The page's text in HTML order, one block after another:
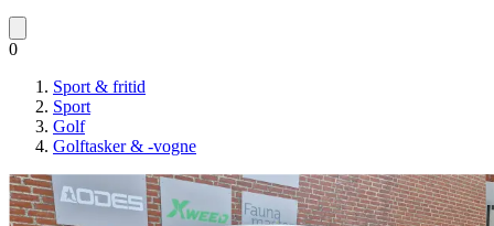
0
Sport & fritid
Sport
Golf
Golftasker & -vogne